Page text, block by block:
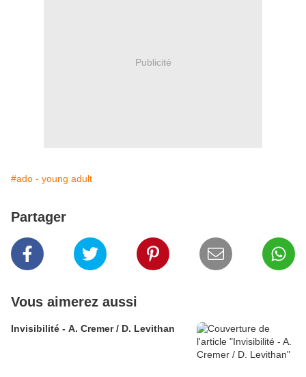
Publicité
#ado - young adult
Partager
Vous aimerez aussi
Invisibilité - A. Cremer / D. Levithan